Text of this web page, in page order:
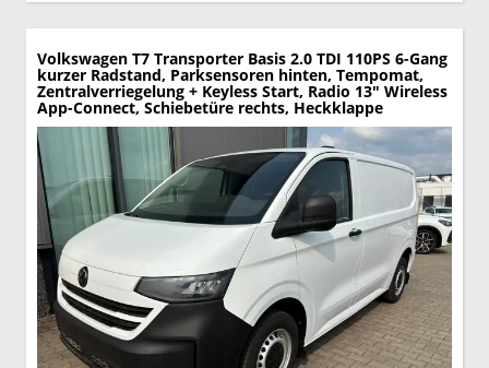
Volkswagen T7 Transporter Basis 2.0 TDI 110PS 6-Gang
kurzer Radstand, Parksensoren hinten, Tempomat,
Zentralverriegelung + Keyless Start, Radio 13" Wireless
App-Connect, Schiebetüre rechts, Heckklappe